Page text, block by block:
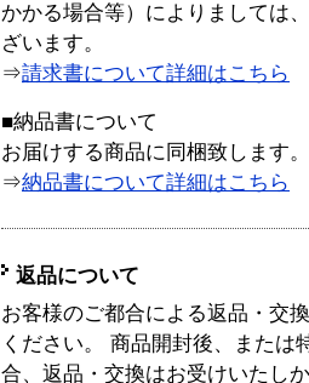
かかる場合等）によりましては
ざいます。
⇒請求書について詳細はこちら
■納品書について
お届けする商品に同梱致します。
⇒納品書について詳細はこちら
返品について
お客様のご都合による返品・交
ください。 商品開封後、または
合、返品・交換はお受けいたし